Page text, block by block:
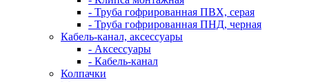
- Труба гофрированная ПВХ, серая
- Труба гофрированная ПНД, черная
Кабель-канал, аксессуары
- Аксессуары
- Кабель-канал
Колпачки